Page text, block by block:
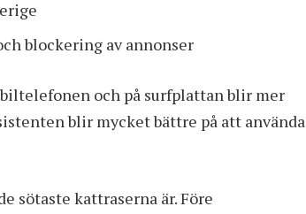
blockering av annonser
och på surfplattan blir mer
blir mycket bättre på att använda
sötaste kattraserna är. Före